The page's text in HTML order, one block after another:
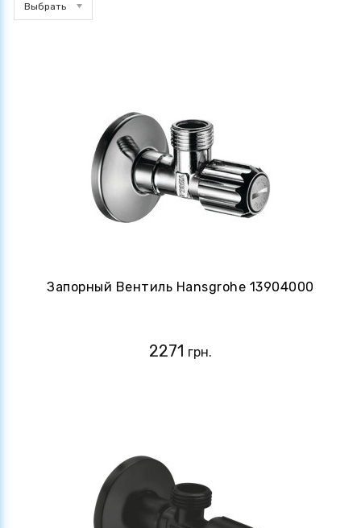
Выбрать
Запорный Вентиль Hansgrohe 13904000
2271 грн.